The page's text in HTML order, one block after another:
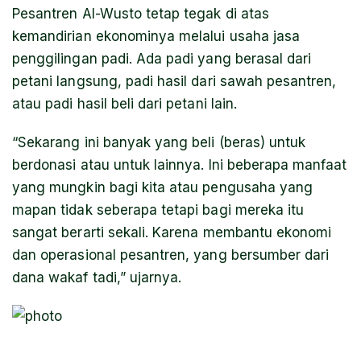
Pesantren Al-Wusto tetap tegak di atas
kemandirian ekonominya melalui usaha jasa
penggilingan padi. Ada padi yang berasal dari
petani langsung, padi hasil dari sawah pesantren,
atau padi hasil beli dari petani lain.
“Sekarang ini banyak yang beli (beras) untuk
berdonasi atau untuk lainnya. Ini beberapa manfaat
yang mungkin bagi kita atau pengusaha yang
mapan tidak seberapa tetapi bagi mereka itu
sangat berarti sekali. Karena membantu ekonomi
dan operasional pesantren, yang bersumber dari
dana wakaf tadi,” ujarnya.